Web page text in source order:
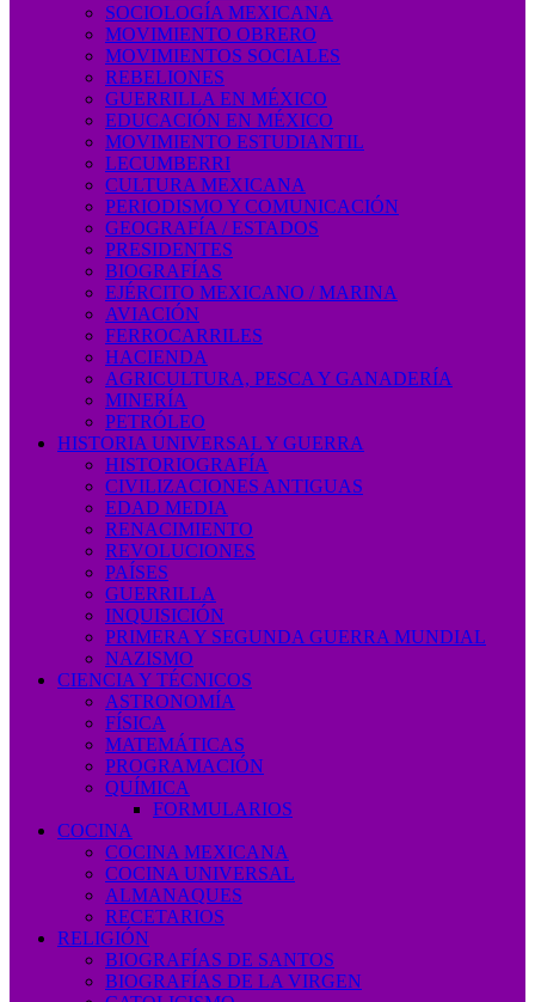
SOCIOLOGÍA MEXICANA
MOVIMIENTO OBRERO
MOVIMIENTOS SOCIALES
REBELIONES
GUERRILLA EN MÉXICO
EDUCACIÓN EN MÉXICO
MOVIMIENTO ESTUDIANTIL
LECUMBERRI
CULTURA MEXICANA
PERIODISMO Y COMUNICACIÓN
GEOGRAFÍA / ESTADOS
PRESIDENTES
BIOGRAFÍAS
EJÉRCITO MEXICANO / MARINA
AVIACIÓN
FERROCARRILES
HACIENDA
AGRICULTURA, PESCA Y GANADERÍA
MINERÍA
PETRÓLEO
HISTORIA UNIVERSAL Y GUERRA
HISTORIOGRAFÍA
CIVILIZACIONES ANTIGUAS
EDAD MEDIA
RENACIMIENTO
REVOLUCIONES
PAÍSES
GUERRILLA
INQUISICIÓN
PRIMERA Y SEGUNDA GUERRA MUNDIAL
NAZISMO
CIENCIA Y TÉCNICOS
ASTRONOMÍA
FÍSICA
MATEMÁTICAS
PROGRAMACIÓN
QUÍMICA
FORMULARIOS
COCINA
COCINA MEXICANA
COCINA UNIVERSAL
ALMANAQUES
RECETARIOS
RELIGIÓN
BIOGRAFÍAS DE SANTOS
BIOGRAFÍAS DE LA VIRGEN